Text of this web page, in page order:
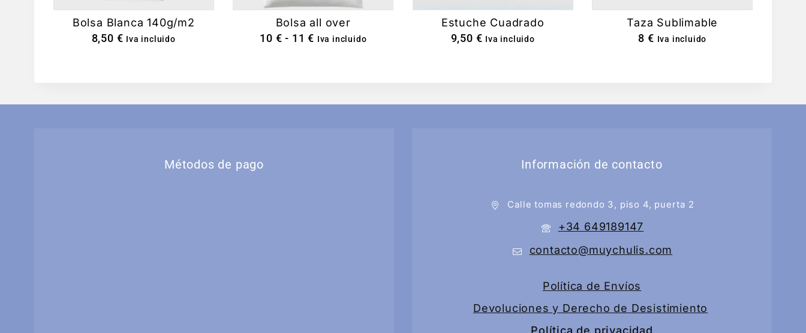
Bolsa Blanca 140g/m2
8,50 € Iva incluido
Bolsa all over
10 € - 11€ Iva incluido
Estuche Cuadrado
9,50 € Iva incluido
Taza Sublimable
8 € Iva incluido
Métodos de pago Información de contacto
Calle tomas redondo 3, piso 4, puerta 2
+34 649189147
contacto@muychulis.com
Política de Envíos
Devoluciones y Derecho de Desistimiento
Política de privacidad